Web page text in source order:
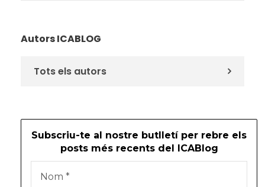
Autors ICABLOG
Tots els autors
Subscriu-te al nostre butlletí per rebre els
posts més recents del ICABlog